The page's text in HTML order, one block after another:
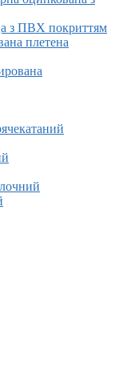
з ПВХ покриттям
плетена